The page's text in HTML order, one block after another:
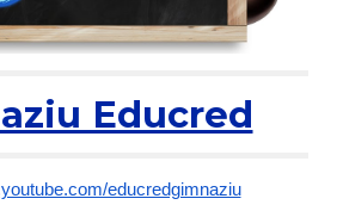
Educred
educredgimnaziu